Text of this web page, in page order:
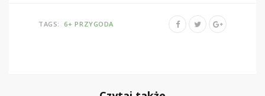
TAGS: 6+ PRZYGODA